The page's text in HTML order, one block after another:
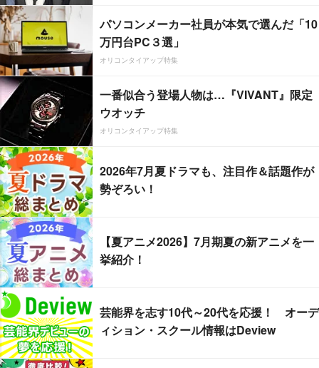
パソコンメーカー社員が本気で選んだ「10
万円台PC３選」
オリコンタイアップ特集
一番似合う登場人物は…『VIVANT』限定
ウオッチ
オリコンタイアップ特集
2026年7月夏ドラマも、注目作＆話題作が
勢ぞろい！
【夏アニメ2026】7月期夏の新アニメを一
挙紹介！
芸能界を志す10代～20代を応援！ オーデ
ィション・スクール情報はDeview